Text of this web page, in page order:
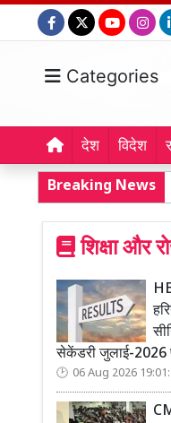
Categories
देश विदेश
Breaking News
शिक्षा और
सेकेंडरी जुलाई-2026
06 Aug 2026